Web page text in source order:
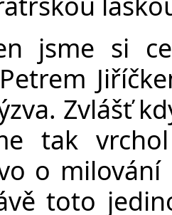
jsme si
Zvlášť
tak
o
toto